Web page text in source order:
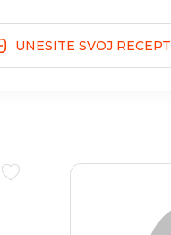
UNESITE SVOJ RECEPT